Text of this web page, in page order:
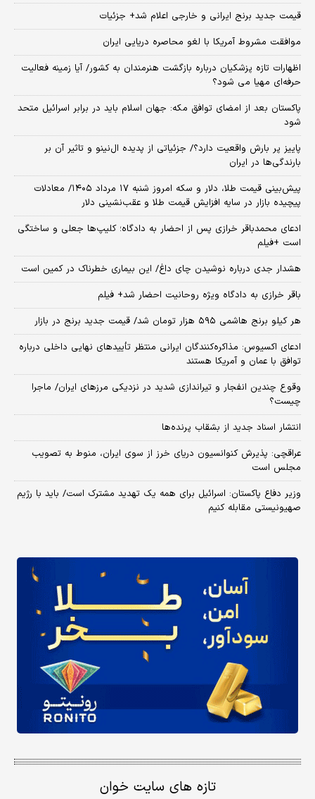
قیمت جدید برنج ایرانی و خارجی اعلام شد+ جزئیات
موافقت مشروط آمریکا با لغو محاصره دریایی ایران
اظهارات تازه پزشکیان درباره بازگشت هنرمندان به کشور/ آیا زمینه فعالیت
حرفه‌ای مهیا می شود؟
پاکستان بعد از امضای توافق مکه: جهان اسلام باید در برابر اسرائیل متحد
شود
پاییز پر بارش واقعیت دارد؟/ جزئیاتی از پدیده ال‌نینو و تاثیر آن بر
بارندگی‌ها در ایران
پیش‌بینی قیمت طلا، دلار و سکه امروز شنبه ۱۷ مرداد ۱۴۰۵/ معادلات
پیچیده بازار در سایه افزایش قیمت طلا و عقب‌نشینی دلار
ادعای محمدباقر خرازی پس از احضار به دادگاه؛ کلیپ‌ها جعلی و ساختگی
است +فیلم
هشدار جدی درباره نوشیدن چای داغ/ این بیماری خطرناک در کمین است
باقر خرازی به دادگاه ویژه روحانیت احضار شد+ فیلم
هر کیلو برنج هاشمی ۵۹۵ هزار تومان شد/ قیمت جدید برنج در بازار
ادعای اکسیوس: مذاکره‌کنندگان ایرانی منتظر تأییدهای نهایی داخلی درباره
توافق با عمان و آمریکا هستند
وقوع چندین انفجار و تیراندازی شدید در نزدیکی مرز‌های ایران/ ماجرا
چیست؟
انتشار اسناد جدید از بشقاب پرنده‌ها
عراقچی: پذیرش کنوانسیون دریای خرز از سوی ایران، منوط به تصویب
مجلس است
وزیر دفاع پاکستان: اسرائیل برای همه یک تهدید مشترک است/ باید با رژیم
صهیونیستی مقابله کنیم
تازه های سایت خوان